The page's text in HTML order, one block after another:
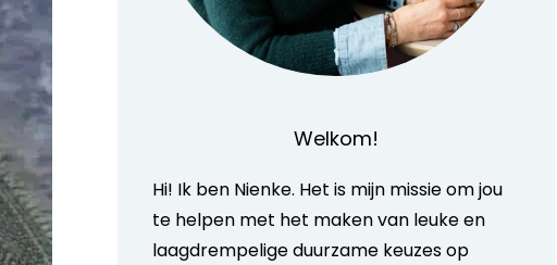
Welkom!
Hi! Ik ben Nienke. Het is mijn missie om jou
te helpen met het maken van leuke en
laagdrempelige duurzame keuzes op